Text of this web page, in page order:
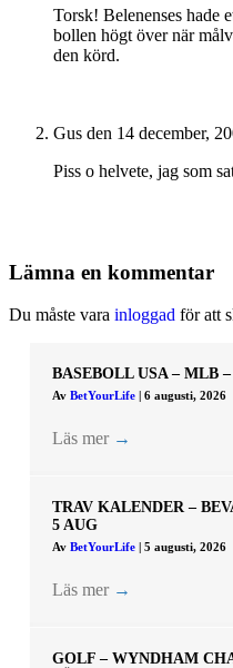
Torsk! Belenenses hade
bollen högt över när
den körd.
Gus den 14 december,
Piss o helvete, jag som
Lämna en kommentar
Du måste vara inloggad för att
BASEBOLL USA – MLB
Av BetYourLife 6 augusti, 2026
Läs mer →
TRAV KALENDER –
5 AUG
Av BetYourLife 5 augusti, 2026
Läs mer →
GOLF – WYNDHAM